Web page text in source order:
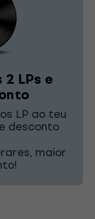
LPs e
LP ao teu
desconto
maior